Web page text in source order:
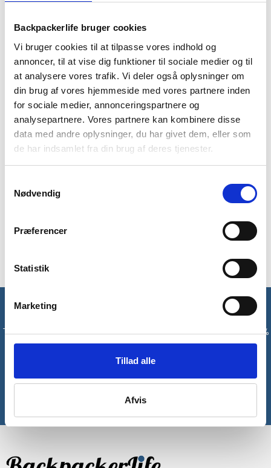
Backpackerlife bruger cookies
Vi bruger cookies til at tilpasse vores indhold og
annoncer, til at vise dig funktioner til sociale medier og til
at analysere vores trafik. Vi deler også oplysninger om
din brug af vores hjemmeside med vores partnere inden
for sociale medier, annonceringspartnere og
analysepartnere. Vores partnere kan kombinere disse
data med andre oplysninger, du har givet dem, eller som
de har indsamlet fra din brug af deres tjenester.
Nødvendig
Præferencer
Statistik
Marketing
Tillad alle
Afvis
BESKRIVELSE
YDERLIGERE INFORMATION
BRAND
FAQ
Montane Trail Lite Visor solskærm er let, praktisk og
behagelig at have på. Solskærmen er lavet i letvægtigt
Aeroflyte QD-stof og med et CoolMax®-indvendigt
pandebånd. Derudover er skærmen en forbuet top med
vægtbesparende perforeringer, så du kan ånde med den på,
Du får altså god solbeskyttelse på din løbe- eller vandretur
Tilmeld dig vores nyhedsbrev og modtag med det samme en 10%
rabatkode til din første ordre*
Tilmeld
*Gælder ikke allerede nedsatte varer